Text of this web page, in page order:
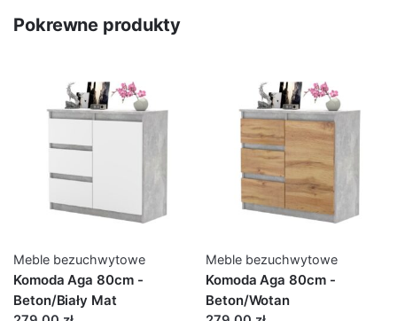
Pokrewne produkty
Meble bezuchwytowe
Komoda Aga 80cm -
Beton/Biały Mat
Meble bezuchwytowe
Komoda Aga 80cm -
Beton/Wotan